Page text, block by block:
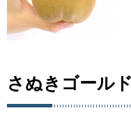
さぬきゴール